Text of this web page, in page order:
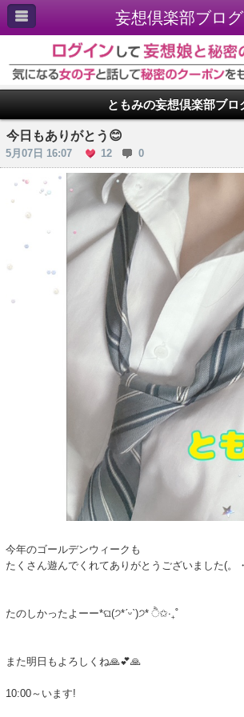
妄想倶楽部ブログ
ともみの妄想倶楽部ブロ
今日もありがとう😊
5月07日 16:07 12 0
今年のゴールデンウィークも
たくさん遊んでくれてありがとうございました(。
たのしかったよーー*ଘ(੭*ˊᵕˋ)੭* ੈ✩‧₊˚
また明日もよろしくね🙏💕︎🙏
10:00～います!